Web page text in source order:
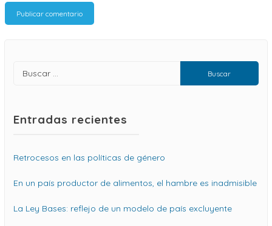
Entradas recientes
Retrocesos en las políticas de género
En un país productor de alimentos, el hambre es inadmisible
La Ley Bases: reflejo de un modelo de país excluyente